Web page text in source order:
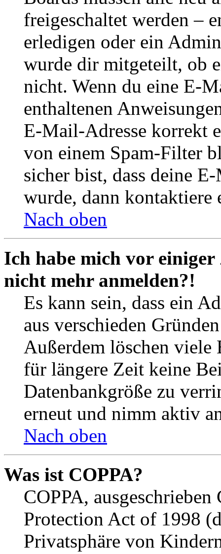
freigeschaltet werden –
erledigen oder ein
wurde dir mitgeteilt, ob
nicht. Wenn du eine E-
enthaltenen
E-Mail-Adresse korrekt
von einem Spam-Filter
sicher bist, dass deine
wurde, dann kontaktiere
Nach oben
Ich habe mich vor
nicht mehr anmelden?!
Es kann sein, dass ein
aus verschieden
Außerdem löschen viele
für längere Zeit keine
Datenbankgröße zu
erneut und nimm aktiv
Nach oben
Was ist COPPA?
COPPA,
Protection Act of 1998
Privatsphäre von